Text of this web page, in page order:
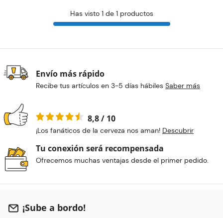
Has visto 1 de 1 productos
Envío más rápido
Recibe tus artículos en 3-5 días hábiles Saber más
8,8 / 10
¡Los fanáticos de la cerveza nos aman! Descubrir
Tu conexión será recompensada
Ofrecemos muchas ventajas desde el primer pedido.
¡Sube a bordo!